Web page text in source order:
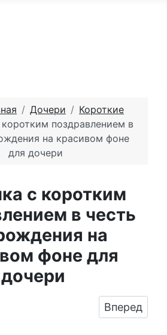
Дочери
Короткие
поздравлением в
на красивом фоне
для дочери
с коротким
в честь
на
фоне для
дочери
женскаяВперед